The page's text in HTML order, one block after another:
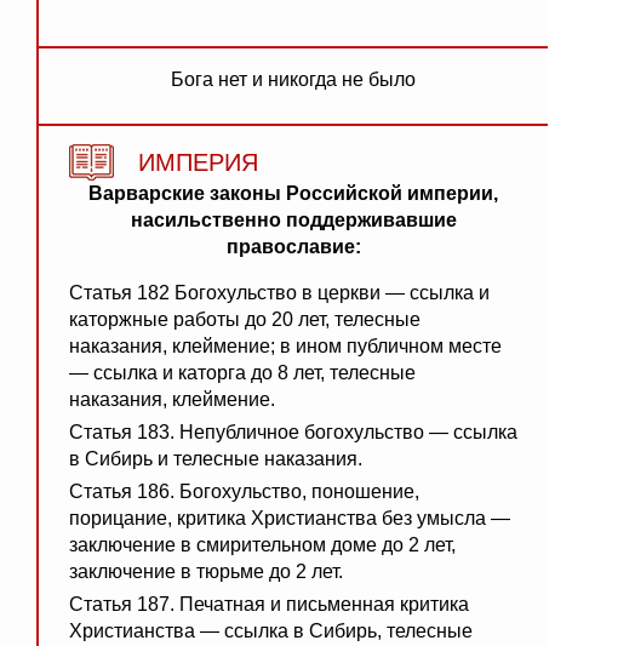
Бога нет и никогда не было
ИМПЕРИЯ
Варварские законы Российской империи,
насильственно поддерживавшие
православие:
Статья 182 Богохульство в церкви — ссылка и
каторжные работы до 20 лет, телесные
наказания, клеймение; в ином публичном месте
— ссылка и каторга до 8 лет, телесные
наказания, клеймение.
Статья 183. Непубличное богохульство — ссылка
в Сибирь и телесные наказания.
Статья 186. Богохульство, поношение,
порицание, критика Христианства без умысла —
заключение в смирительном доме до 2 лет,
заключение в тюрьме до 2 лет.
Статья 187. Печатная и письменная критика
Христианства — ссылка в Сибирь, телесные